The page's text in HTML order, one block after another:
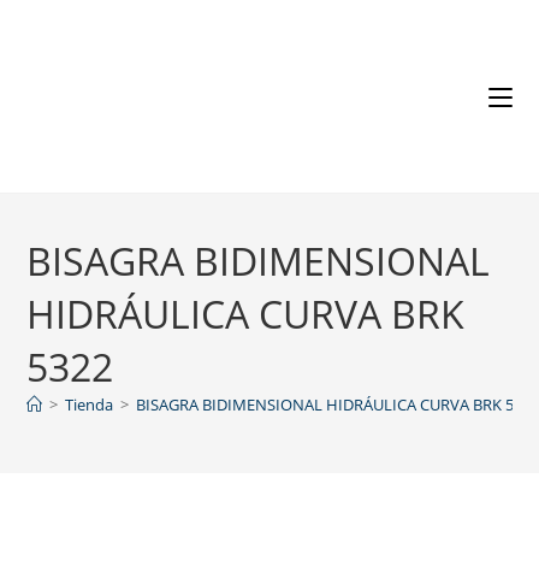
BISAGRA BIDIMENSIONAL
HIDRÁULICA CURVA BRK
5322
> Tienda > BISAGRA BIDIMENSIONAL HIDRÁULICA CURVA BRK 5322